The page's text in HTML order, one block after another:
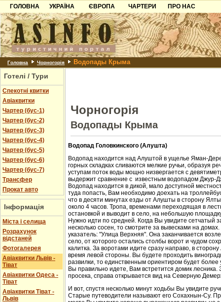
ГОЛОВНА
УКРАЇНА
Карпати
Азов
Причорноморря
Шацьк
ЄВРОПА
Чорногорія
Хорватія
Болгарія
Албанія
ЧАРТЕРИ
ПРО НАС
Контакти
Партнерам
Додати готель
Головна Чорногорія Водопады Крыма
Готелі / Тури
Спекотні квитки
Авіаквитки
Чартер (бус-1)
Чартер (бус-2)
Чартер (бус-3)
Чартер (бус-4)
Чартер (бус-5)
Чартер (бус-6)
Чартер (бус-7)
Трансфер
Прокат авто
Інформація
Міста і селища
Розрахунок
відстаней
Фотогалерея
Авіаквитки Львів -
Тіват
Авіаквитки Одеса -
Тіват
Авіаквитки Тіват -
Львів
Чорногорія
Водопады Крыма
Водопад Головкинского (Алушта)
Водопад находится над Алуштой в ущелье Яман-
горных складках сливаются мелкие ручьи, образуя
уступам поток воды мощно низвергается с
выдержит сравнение с известным водопадом Джур-
Водопад находится в дикой, мало доступной
туда попасть, Вам необходимо доехать на
что в десяти минутах езды от Алушты в сторону
около 4 часов. Тропа, временами переходящая в
остановкой и выводит в село, на небольшую
Нужно идти по средней. Когда Вы увидите сетчатый
несколько сосен, то смотрите за вывесками на
указатель: "Улица Верхняя". Она заканчивается
село, от которого остались столбы ворот и чудом
калитка. За воротами идите сразу направо, в
время левой стороны. Вы будете проходить
развилки, то единственным ориентиром будет более
Вы правильно идете, Вам встретится домик лесника.
просека, справа открывается вид на Северную
И вот, спустя несколько минут ходьбы Вы увидите
Старые путеводители называют его Сохахнын-Су.